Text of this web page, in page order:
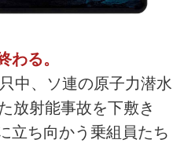
わる。
中、ソ連の原子力潜水
放射能事故を下敷き
立ち向かう乗組員たち